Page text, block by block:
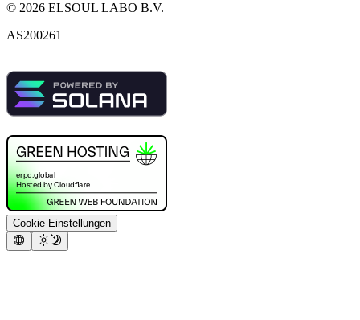
© 2026 ELSOUL LABO B.V.
AS200261
Cookie-Einstellungen